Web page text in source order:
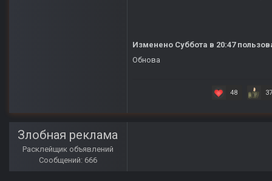
Изменено Суббота в 20:47
Обнова
48 37
Злобная реклама
Расклейщик объявлений
Сообщений: 666